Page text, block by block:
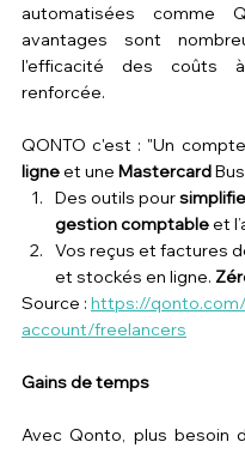
automatisées comme
avantages sont
l'efficacité des coûts
renforcée.
QONTO c'est : "Un
ligne et une Mastercard
Des outils pour
gestion comptable et
Vos reçus et factures
et stockés en ligne.
Source : https://
account/freelancers
Gains de temps
Avec Qonto, plus besoin